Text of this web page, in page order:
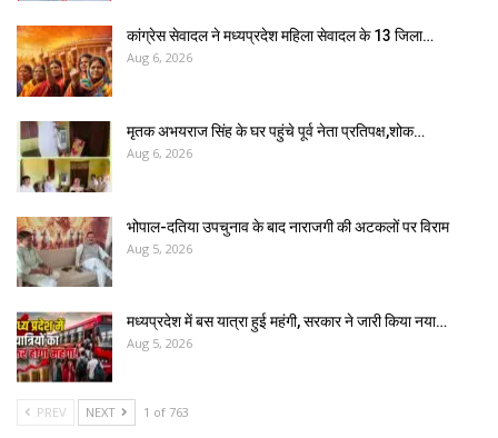
कांग्रेस सेवादल ने मध्यप्रदेश महिला सेवादल के 13 जिला…
Aug 6, 2026
मृतक अभयराज सिंह के घर पहुंचे पूर्व नेता प्रतिपक्ष,शोक…
Aug 6, 2026
भोपाल-दतिया उपचुनाव के बाद नाराजगी की अटकलों पर विराम
Aug 5, 2026
मध्यप्रदेश में बस यात्रा हुई महंगी, सरकार ने जारी किया नया…
Aug 5, 2026
PREV NEXT 1 of 763